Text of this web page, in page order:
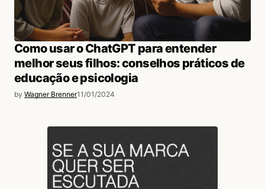
Como usar o ChatGPT para entender
melhor seus filhos: conselhos práticos de
educação e psicologia
by Wagner Brenner11/01/2024